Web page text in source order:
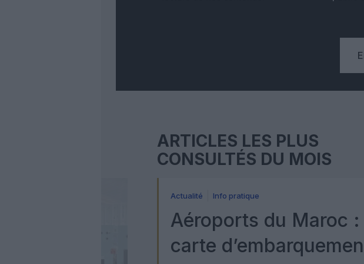
ARTICLES LES PLUS
CONSULTÉS DU MOIS
Actualité Info pratique
Aéroports du Maroc :
carte